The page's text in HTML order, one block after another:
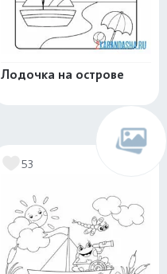
Лодочка на острове
53